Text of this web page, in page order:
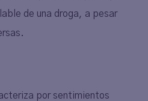
de una droga, a pesar
por sentimientos